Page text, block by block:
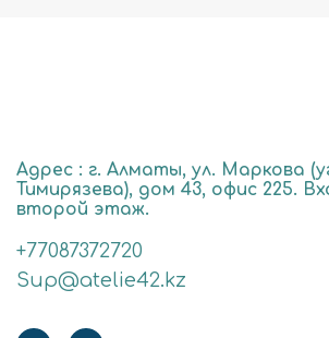
Адрес : г. Алматы, ул. Маркова
Тимирязева), дом 43, офис 225.
второй этаж.
+77087372720
Sup@atelie42.kz